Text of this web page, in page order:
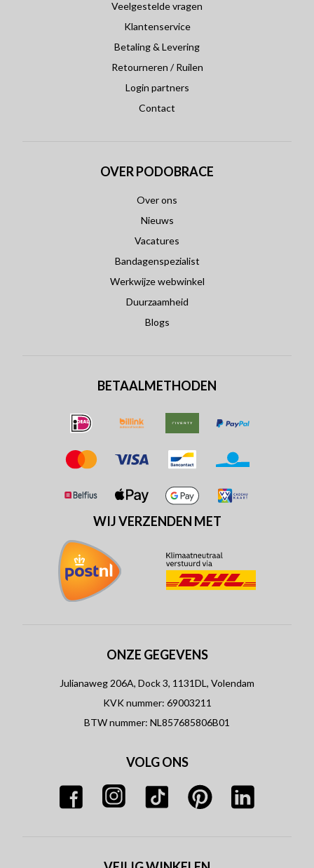
Veelgestelde vragen
Klantenservice
Betaling & Levering
Retourneren / Ruilen
Login partners
Contact
OVER PODOBRACE
Over ons
Nieuws
Vacatures
Bandagenspezialist
Werkwijze webwinkel
Duurzaamheid
Blogs
BETAALMETHODEN
WIJ VERZENDEN MET
ONZE GEGEVENS
Julianaweg 206A, Dock 3, 1131DL, Volendam
KVK nummer: 69003211
BTW nummer: NL857685806B01
VOLG ONS